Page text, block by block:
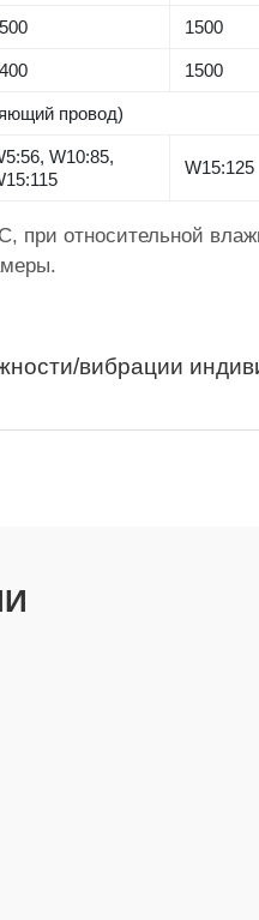
1500
1500
провод)
W10:85,
W15:125
при относительной
вибрации